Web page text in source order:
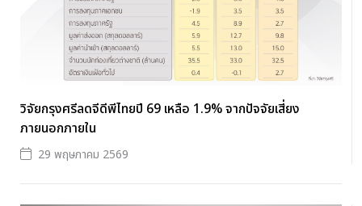
วิจัยกรุงศรีลดจีดีพีไทยปี 69 เหลือ 1.9% จากปัจจัยเสี่ยง
ภายนอกภายใน
29 พฤษภาคม 2569